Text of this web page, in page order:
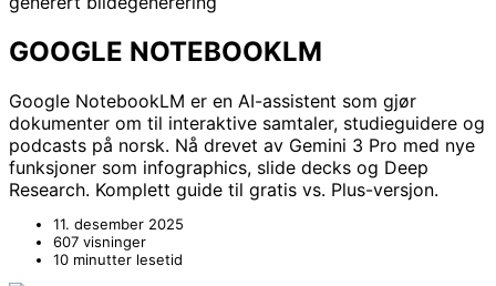
GOOGLE NOTEBOOKLM
Google NotebookLM er en AI-assistent som gjør
dokumenter om til interaktive samtaler, studieguidere og
podcasts på norsk. Nå drevet av Gemini 3 Pro med nye
funksjoner som infographics, slide decks og Deep
Research. Komplett guide til gratis vs. Plus-versjon.
11. desember 2025
607 visninger
10 minutter lesetid